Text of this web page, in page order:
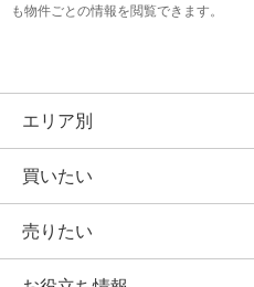
も物件ごとの情報を閲覧できます。
エリア別
買いたい
売りたい